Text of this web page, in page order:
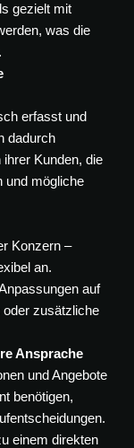
gezielt mit
was die
erfasst und
dadurch
Kunden, die
und mögliche
Konzern –
an.
auf
zusätzliche
Ansprache
und Angebote
benötigen,
einem direkten